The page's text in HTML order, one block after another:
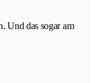
Und das sogar am